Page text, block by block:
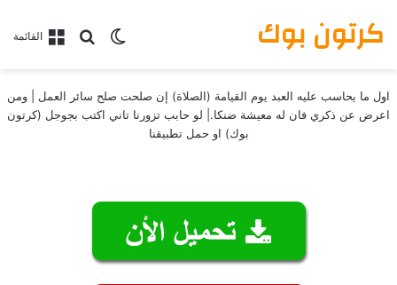
القائمةبحث عن
الوضع المظلم كرتون بوك
اول ما يحاسب عليه العبد يوم القيامة (الصلاة) إن صلحت صلح سائر العمل | ومن
اعرض عن ذكري فان له معيشة ضنكا.| لو حابب تزورنا تاني اكتب بجوجل (كرتون
بوك) او حمل تطبيقنا